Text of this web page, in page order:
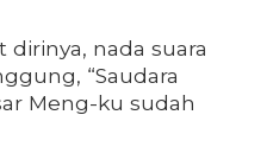
nada suara
“Saudara
Meng-ku sudah